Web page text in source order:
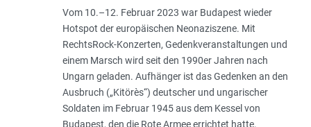
Vom 10.–12. Februar 2023 war Budapest wieder
Hotspot der europäischen Neonaziszene. Mit
RechtsRock-Konzerten, Gedenkveranstaltungen und
einem Marsch wird seit den 1990er Jahren nach
Ungarn geladen. Aufhänger ist das Gedenken an den
Ausbruch („Kitörès“) deutscher und ungarischer
Soldaten im Februar 1945 aus dem Kessel von
Budapest, den die Rote Armee errichtet hatte.